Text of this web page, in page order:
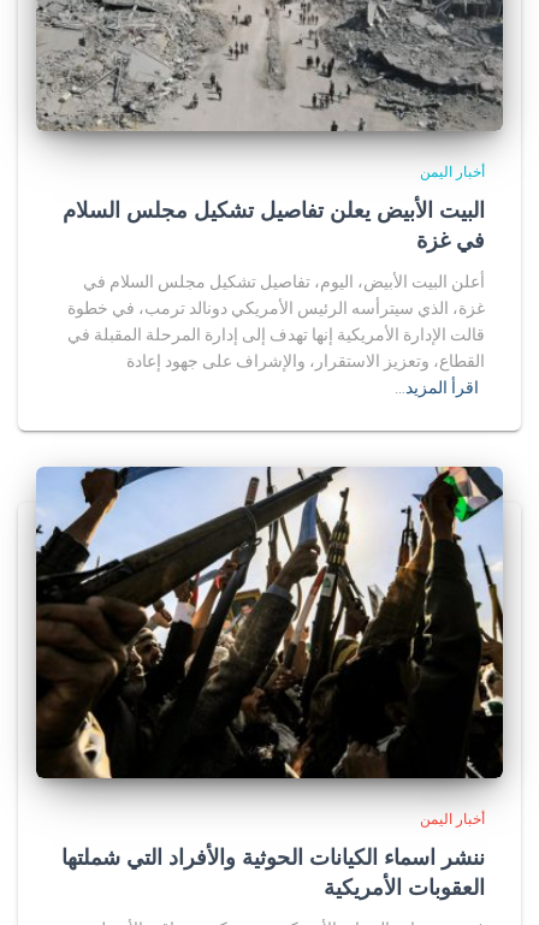
أخبار اليمن
البيت الأبيض يعلن تفاصيل تشكيل مجلس السلام
في غزة
أعلن البيت الأبيض، اليوم، تفاصيل تشكيل مجلس السلام في
غزة، الذي سيترأسه الرئيس الأمريكي دونالد ترمب، في خطوة
قالت الإدارة الأمريكية إنها تهدف إلى إدارة المرحلة المقبلة في
القطاع، وتعزيز الاستقرار، والإشراف على جهود إعادة
اقرأ المزيد…
أخبار اليمن
ننشر اسماء الكيانات الحوثية والأفراد التي شملتها
العقوبات الأمريكية